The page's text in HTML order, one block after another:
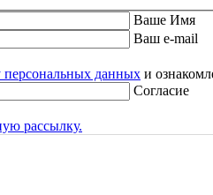
Ваше Имя
Ваш e-mail
персональных данных и
Согласие
рассылку.